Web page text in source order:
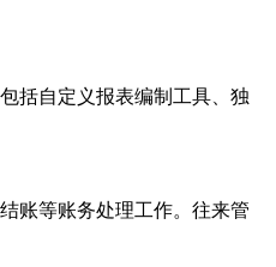
括自定义报表编制工具、独
账等账务处理工作。往来管